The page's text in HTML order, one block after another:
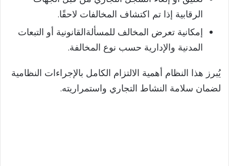
الرقابية إذا تم اكتشاف المخالفات لاحقًا.
إمكانية تعرض المخالف للمسألةالقانونية أو التبعات
المدنية والإدارية حسب نوع المخالفة.
يُبرز هذا النظام أهمية الالتزام الكامل بالإجراءات النظامية
لضمان سلامة النشاط التجاري واستمراريته.